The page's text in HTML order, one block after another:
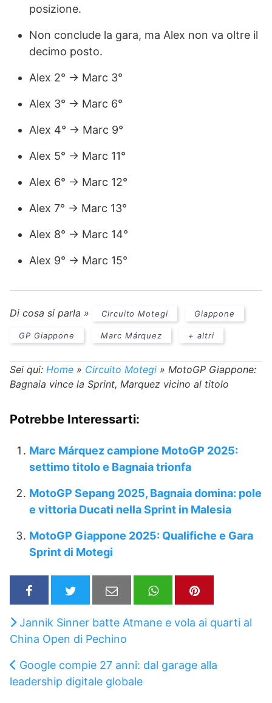
posizione.
Non conclude la gara, ma Alex non va oltre il
decimo posto.
Alex 2° → Marc 3°
Alex 3° → Marc 6°
Alex 4° → Marc 9°
Alex 5° → Marc 11°
Alex 6° → Marc 12°
Alex 7° → Marc 13°
Alex 8° → Marc 14°
Alex 9° → Marc 15°
Di cosa si parla » Circuito Motegi Giappone
GP Giappone Marc Márquez + altri
Sei qui: Home » Circuito Motegi » MotoGP Giappone:
Bagnaia vince la Sprint, Marquez vicino al titolo
Potrebbe Interessarti:
Marc Márquez campione MotoGP 2025:
settimo titolo e Bagnaia trionfa
MotoGP Sepang 2025, Bagnaia domina: pole
e vittoria Ducati nella Sprint in Malesia
MotoGP Giappone 2025: Qualifiche e Gara
Sprint di Motegi
Jannik Sinner batte Atmane e vola ai quarti al
China Open di Pechino
Google compie 27 anni: dal garage alla
leadership digitale globale